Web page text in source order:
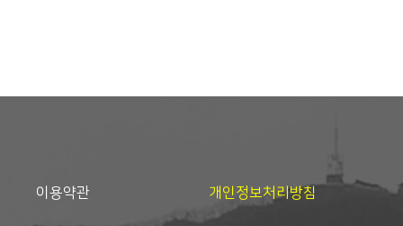
이용약관 개인정보처리방침